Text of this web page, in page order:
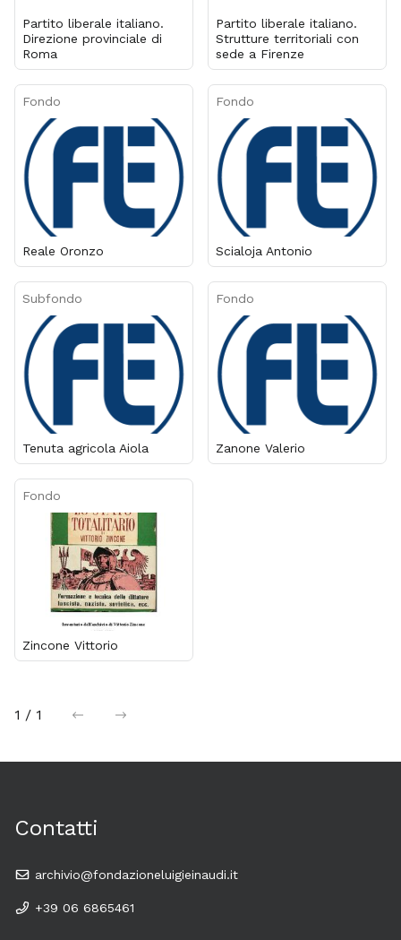
Partito liberale italiano.
Direzione provinciale di
Roma
Partito liberale italiano.
Strutture territoriali con
sede a Firenze
Fondo
Reale Oronzo
Fondo
Scialoja Antonio
Subfondo
Tenuta agricola Aiola
Fondo
Zanone Valerio
Fondo
Zincone Vittorio
1 / 1 precedentesuccessiva
Contatti
archivio@fondazioneluigieinaudi.it
+39 06 6865461